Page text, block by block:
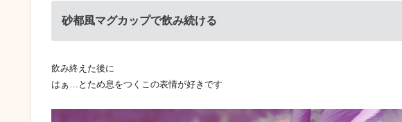
砂都風マグカップで飲み続ける
飲み終えた後に
はぁ…とため息をつくこの表情が好きです